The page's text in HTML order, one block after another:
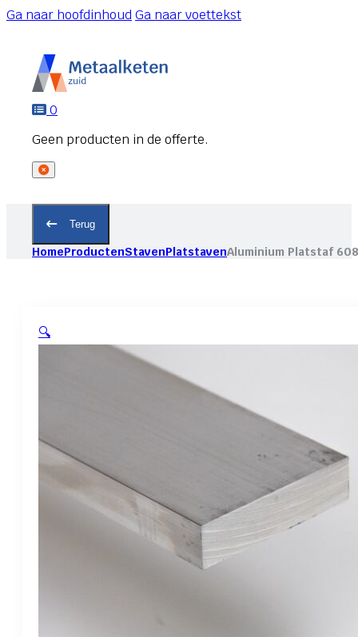
Ga naar hoofdinhoudGa naar voettekst
0
Terug
HomeProductenStavenPlatstavenAluminium Platstaf
🔍